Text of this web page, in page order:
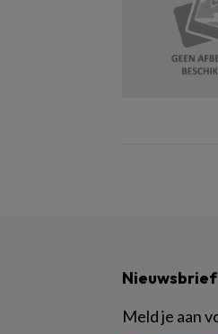
Nieuwsbrief
Meld je aan